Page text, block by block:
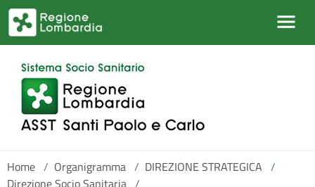
Salta al contenuto principale
Home / Organigramma / DIREZIONE STRATEGICA /
Direzione Socio Sanitaria /